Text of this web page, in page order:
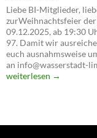
Liebe BI-Mitglieder,
zurWeihnachtsfeier
09.12.2025, ab 19:30
97. Damit wir
euch ausnahmsweise
an info@wasserstadt-
Einladung
weiterlesen →